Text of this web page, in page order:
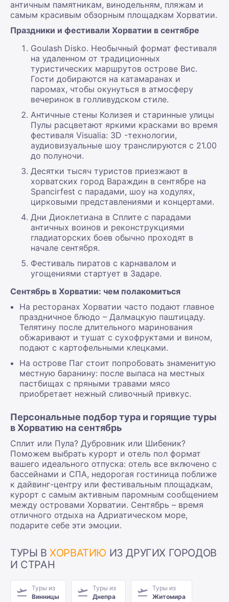
античным памятникам, винодельням, пляжам и
самым красивым обзорным площадкам Хорватии.
Праздники и фестивали Хорватии в сентябре
Goulash Disko. Необычный формат фестиваля
на удаленном от традиционных
туристических маршрутов острове Вис.
Гости добираются на катамаранах и
паромах, чтобы окунуться в атмосферу
вечеринок в голливудском стиле.
Античные стены Колизея и старинные улицы
Пулы расцветают яркими красками во время
фестиваля Visualia: 3D -технологии,
аудиовизуальные шоу транслируются с 21.00
до полуночи.
Десятки тысяч туристов приезжают в
хорватских город Вараждин в сентябре на
Spancirfest с парадами, шоу на ходулях,
цирковыми представлениями и концертами.
Дни Диоклетиана в Сплите с парадами
античных воинов и реконструкциями
гладиаторских боев обычно проходят в
начале сентября.
Фестиваль пиратов с карнавалом и
угощениями стартует в Задаре.
Сентябрь в Хорватии: чем полакомиться
На ресторанах Хорватии часто подают главное
праздничное блюдо – Далмацкую паштицаду.
Телятину после длительного маринования
обжаривают и тушат с сухофруктами и вином,
подают с картофельными клецками.
На острове Паг стоит попробовать знаменитую
местную баранину: после выпаса на местных
пастбищах с пряными травами мясо
приобретает нежный сливочный привкус.
Персональные подбор тура и горящие туры
в Хорватию на сентябрь
Сплит или Пула? Дубровник или Шибеник?
Поможем выбрать курорт и отель пол формат
вашего идеального отпуска: отель все включено с
бассейнами и СПА, недорогая гостиница поближе
к дайвинг-центру или фестивальным площадкам,
курорт с самым активным паромным сообщением
между островами Хорватии. Сентябрь – время
отличного отдыха на Адриатическом море,
подарите себе эти эмоции.
ТУРЫ ВХОРВАТИЮ ИЗ ДРУГИХ ГОРОДОВ
И СТРАН
Туры из
Винницы
Туры из
Днепра
Туры из
Житомира